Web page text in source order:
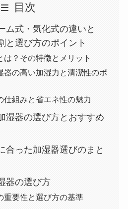
目次
ム式・気化式の違いと
と選び方のポイント
は？その特徴とメリット
器の高い加湿力と清潔性のポ
仕組みと省エネ性の魅力
湿器の選び方とおすすめ
合った加湿器選びのまと
器の選び方
重要性と選び方の基準